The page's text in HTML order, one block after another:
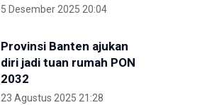
5 Desember 2025 20:04
Provinsi Banten ajukan
diri jadi tuan rumah PON
2032
23 Agustus 2025 21:28